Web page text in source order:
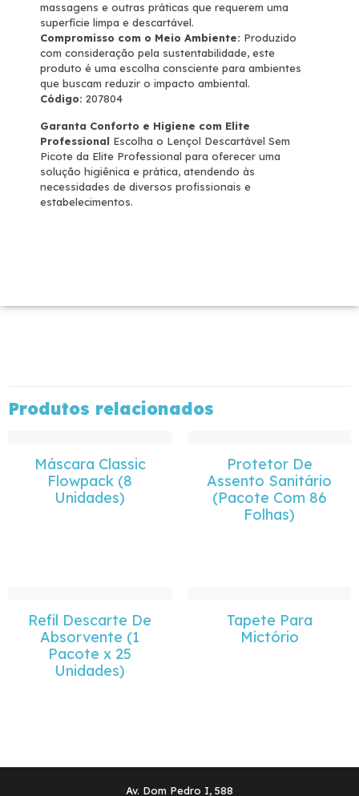
massagens e outras práticas que requerem uma
superfície limpa e descartável.
Compromisso com o Meio Ambiente: Produzido
com consideração pela sustentabilidade, este
produto é uma escolha consciente para ambientes
que buscam reduzir o impacto ambiental.
Código: 207804
Garanta Conforto e Higiene com Elite
Professional Escolha o Lençol Descartável Sem
Picote da Elite Professional para oferecer uma
solução higiênica e prática, atendendo às
necessidades de diversos profissionais e
estabelecimentos.
Produtos relacionados
Máscara Classic
Flowpack (8
Unidades)
Protetor De
Assento Sanitário
(Pacote Com 86
Folhas)
Refil Descarte De
Absorvente (1
Pacote x 25
Unidades)
Tapete Para
Mictório
Av. Dom Pedro I, 588